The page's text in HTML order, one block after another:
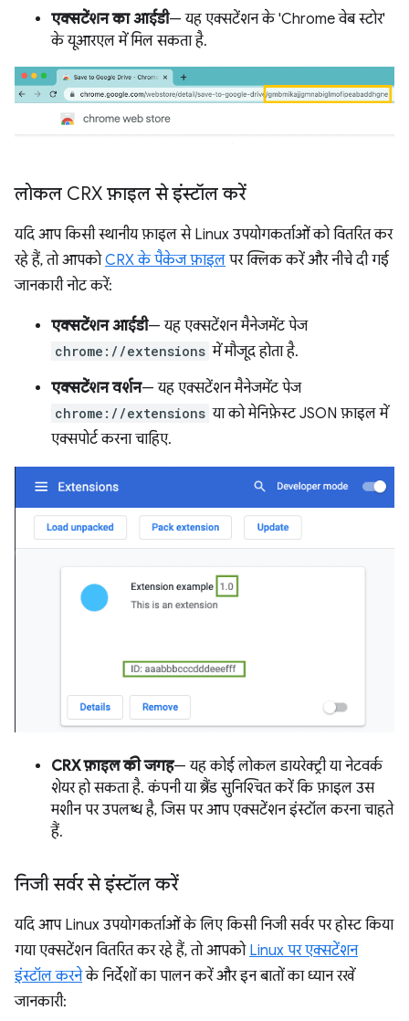
एक्सटेंशन का आईडी— यह एक्सटेंशन के 'Chrome वेब स्टोर'
के यूआरएल में मिल सकता है.
लोकल CRX फ़ाइल से इंस्टॉल करें
यदि आप किसी स्थानीय फ़ाइल से Linux उपयोगकर्ताओं को वितरित कर
रहे हैं, तो आपकोCRX के पैकेज फ़ाइल पर क्लिक करें और नीचे दी गई
जानकारी नोट करें:
एक्सटेंशन आईडी— यह एक्सटेंशन मैनेजमेंट पेज
chrome://extensions में मौजूद होता है.
एक्सटेंशन वर्शन— यह एक्सटेंशन मैनेजमेंट पेज
chrome://extensions या को मेनिफ़ेस्ट JSON फ़ाइल में
एक्सपोर्ट करना चाहिए.
CRX फ़ाइल की जगह— यह कोई लोकल डायरेक्ट्री या नेटवर्क
शेयर हो सकता है. कंपनी या ब्रैंड सुनिश्चित करें कि फ़ाइल उस
मशीन पर उपलब्ध है, जिस पर आप एक्सटेंशन इंस्टॉल करना चाहते
हैं.
निजी सर्वर से इंस्टॉल करें
यदि आप Linux उपयोगकर्ताओं के लिए किसी निजी सर्वर पर होस्ट किया
गया एक्सटेंशन वितरित कर रहे हैं, तो आपको Linux पर एक्सटेंशन
इंस्टॉल करनेके निर्देशों का पालन करें और इन बातों का ध्यान रखें
जानकारी: